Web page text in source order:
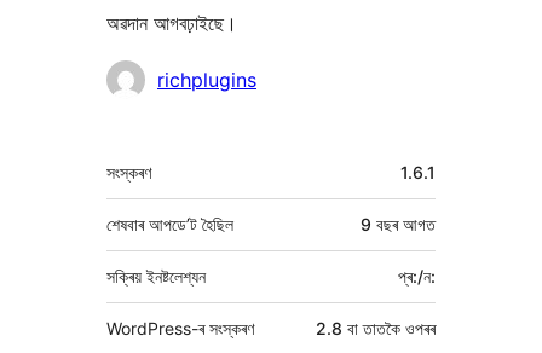
অৱদান আগবঢ়াইছে।
অৱদানকাৰীসকলrichplugins
মেটা 1.6.1
সংস্কৰণ
9 বছৰআগত
শেষবাৰ আপডে’ট হৈছিল
সক্ৰিয় ইনষ্টলেশ্যন প্ৰ:/ন:
WordPress-ৰ সংস্কৰণ 2.8 বা তাতকৈ ওপৰৰ